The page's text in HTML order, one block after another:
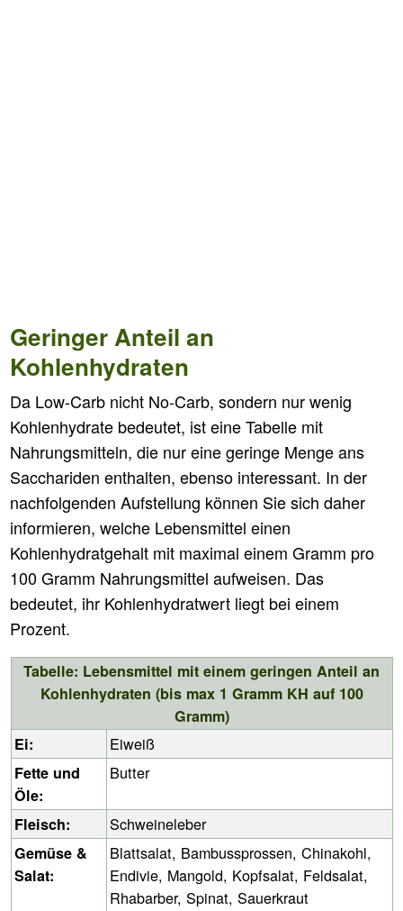
Geringer Anteil an
Kohlenhydraten
Da Low-Carb nicht No-Carb, sondern nur wenig
Kohlenhydrate bedeutet, ist eine Tabelle mit
Nahrungsmitteln, die nur eine geringe Menge ans
Sacchariden enthalten, ebenso interessant. In der
nachfolgenden Aufstellung können Sie sich daher
informieren, welche Lebensmittel einen
Kohlenhydratgehalt mit maximal einem Gramm pro
100 Gramm Nahrungsmittel aufweisen. Das
bedeutet, ihr Kohlenhydratwert liegt bei einem
Prozent.
Tabelle: Lebensmittel mit einem geringen Anteil an
Kohlenhydraten (bis max 1 Gramm KH auf 100
Gramm)
Ei:
Eiweiß
Fette und
Öle:
Butter
Fleisch: Schweineleber
Gemüse &
Salat:
Blattsalat, Bambussprossen, Chinakohl,
Endivie, Mangold, Kopfsalat, Feldsalat,
Rhabarber, Spinat, Sauerkraut